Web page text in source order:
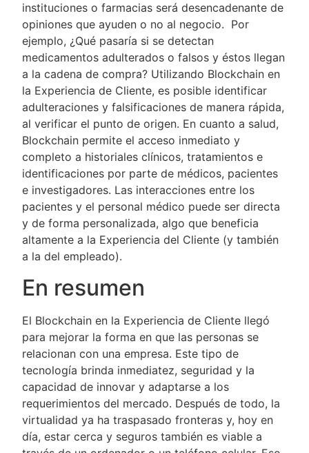
instituciones o farmacias será desencadenante de
opiniones que ayuden o no al negocio. Por
ejemplo, ¿Qué pasaría si se detectan
medicamentos adulterados o falsos y éstos llegan
a la cadena de compra? Utilizando Blockchain en
la Experiencia de Cliente, es posible identificar
adulteraciones y falsificaciones de manera rápida,
al verificar el punto de origen. En cuanto a salud,
Blockchain permite el acceso inmediato y
completo a historiales clínicos, tratamientos e
identificaciones por parte de médicos, pacientes
e investigadores. Las interacciones entre los
pacientes y el personal médico puede ser directa
y de forma personalizada, algo que beneficia
altamente a la Experiencia del Cliente (y también
a la del empleado).
En resumen
El Blockchain en la Experiencia de Cliente llegó
para mejorar la forma en que las personas se
relacionan con una empresa. Este tipo de
tecnología brinda inmediatez, seguridad y la
capacidad de innovar y adaptarse a los
requerimientos del mercado. Después de todo, la
virtualidad ya ha traspasado fronteras y, hoy en
día, estar cerca y seguros también es viable a